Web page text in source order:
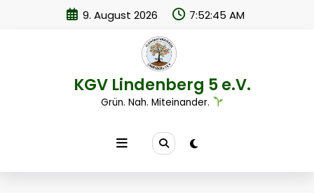
9. August 2026 7:52:45 AM
KGV Lindenberg 5 e.V.
Grün. Nah. Miteinander.